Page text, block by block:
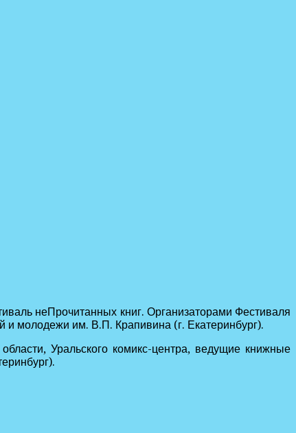
неПрочитанных книг. Организаторами Фестиваля
и молодежи им. В.П. Крапивина (г. Екатеринбург).
Уральского комикс-центра, ведущие книжные